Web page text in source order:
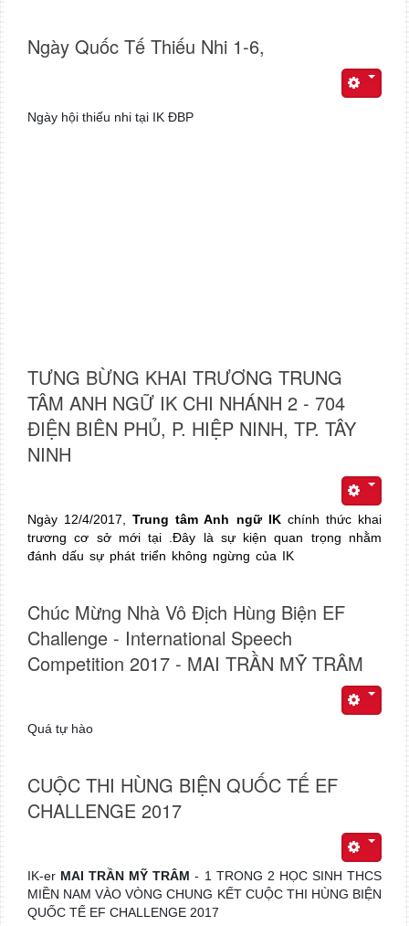
Ngày Quốc Tế Thiếu Nhi 1-6,
Ngày hội thiếu nhi tại IK ĐBP
TƯNG BỪNG KHAI TRƯƠNG TRUNG
TÂM ANH NGỮ IK CHI NHÁNH 2 - 704
ĐIỆN BIÊN PHỦ, P. HIỆP NINH, TP. TÂY
NINH
Ngày 12/4/2017,Trung tâm Anh ngữ IKchính thức khai
trương cơ sở mới tại .Đây là sự kiện quan trọng nhằm
đánh dấu sự phát triển không ngừng của IK
Chúc Mừng Nhà Vô Địch Hùng Biện EF
Challenge - International Speech
Competition 2017 - MAI TRẦN MỸ TRÂM
Quá tự hào
CUỘC THI HÙNG BIỆN QUỐC TẾ EF
CHALLENGE 2017
IK-er MAI TRẦN MỸ TRÂM - 1 TRONG 2 HỌC SINH THCS
MIỀN NAM VÀO VÒNG CHUNG KẾT CUỘC THI HÙNG BIỆN
QUỐC TẾ EF CHALLENGE 2017